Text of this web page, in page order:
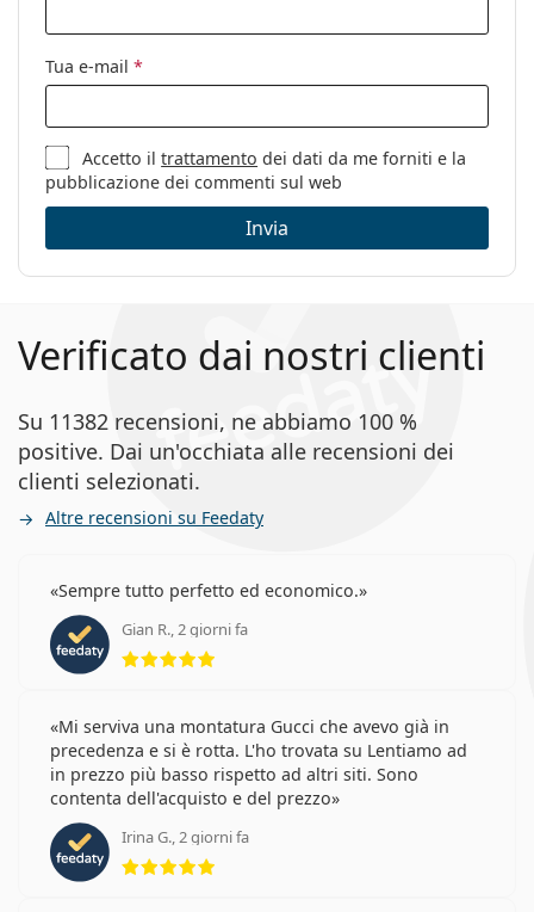
Tua e-mail *
Accetto iltrattamento dei dati da me forniti e la
pubblicazione dei commenti sul web
Invia
Verificato dai nostri clienti
Su 11382 recensioni, ne abbiamo 100 %
positive. Dai un'occhiata alle recensioni dei
clienti selezionati.
Altre recensioni su Feedaty
Sempre tutto perfetto ed economico.
Gian R., 2 giorni fa
Mi serviva una montatura Gucci che avevo già in
precedenza e si è rotta. L'ho trovata su Lentiamo ad
in prezzo più basso rispetto ad altri siti. Sono
contenta dell'acquisto e del prezzo
Irina G., 2 giorni fa